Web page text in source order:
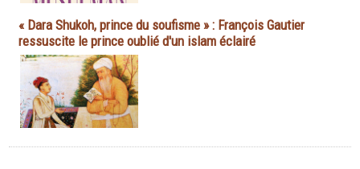
« Dara Shukoh, prince du soufisme » : François Gautier
ressuscite le prince oublié d'un islam éclairé